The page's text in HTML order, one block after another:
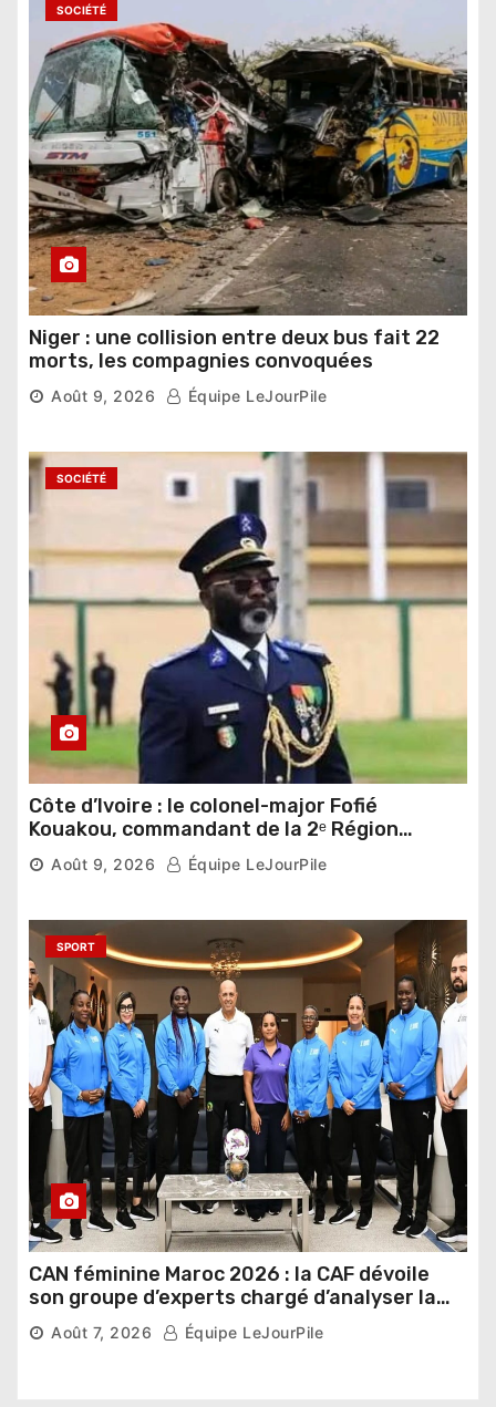
SOCIÉTÉ
Niger : une collision entre deux bus fait 22
morts, les compagnies convoquées
Août 9, 2026 Équipe LeJourPile
SOCIÉTÉ
Côte d’Ivoire : le colonel-major Fofié
Kouakou, commandant de la 2ᵉ Région
militaire, n’est plus
Août 9, 2026 Équipe LeJourPile
SPORT
CAN féminine Maroc 2026 : la CAF dévoile
son groupe d’experts chargé d’analyser la
compétition
Août 7, 2026 Équipe LeJourPile